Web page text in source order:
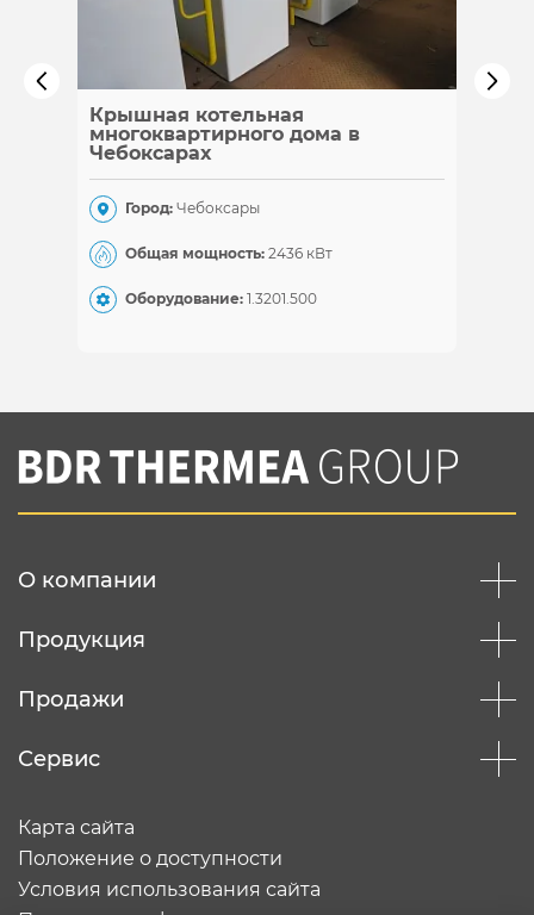
Крышная котельная
многоквартирного дома в
Чебоксарах
Город: Чебоксары
Общая мощность: 2436 кВт
Оборудование: 1.3201.500
О компании
Продукция
Продажи
Сервис
Карта сайта
Положение о доступности
Условия использования сайта